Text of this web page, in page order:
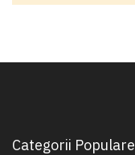
Categorii Populare